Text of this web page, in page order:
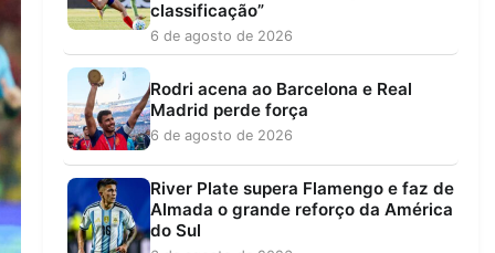
classificação”
6 de agosto de 2026
Rodri acena ao Barcelona e Real
Madrid perde força
6 de agosto de 2026
River Plate supera Flamengo e faz de
Almada o grande reforço da América
do Sul